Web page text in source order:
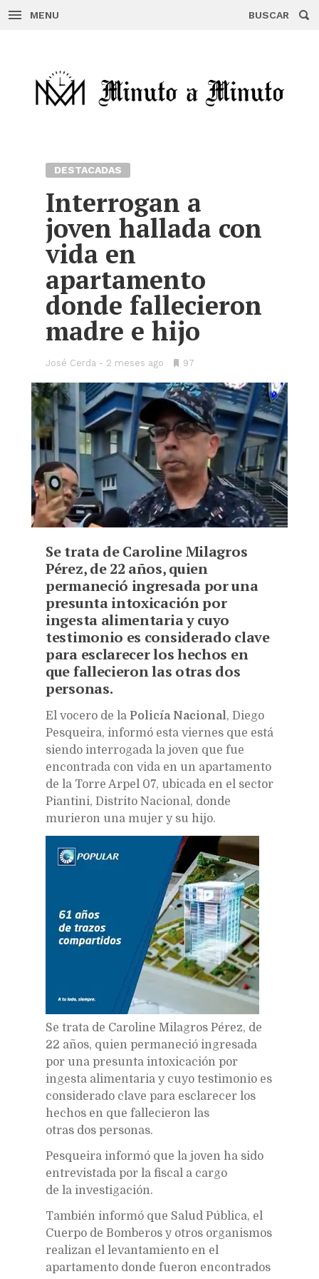
MENU BUSCAR
DESTACADAS
Interrogan a
joven hallada con
vida en
apartamento
donde fallecieron
madre e hijo
José Cerda 2 meses ago
•97
Se trata de Caroline Milagros
Pérez, de 22 años, quien
permaneció ingresada por una
presunta intoxicación por
ingesta alimentaria y cuyo
testimonio es considerado clave
para esclarecer los hechos en
que fallecieron las otras dos
personas.
E l vocero de la Policía Nacional , Diego
Pesqueira, informó esta viernes que está
siendo interrogada la joven que fue
encontrada con vida en un apartamento
de la Torre Arpel 07, ubicada en el sector
Piantini, Distrito Nacional, donde
murieron una mujer y su hijo.
Se trata de Caroline Milagros Pérez, de
22 años, quien permaneció ingresada
por una presunta intoxicación por
ingesta alimentaria y cuyo testimonio es
considerado clave para esclarecer los
hechos en que fallecieron las
otras dos personas.
Pesqueira informó que la joven ha sido
entrevistada por la fiscal a cargo
de la investigación.
También informó que Salud Pública, el
Cuerpo de Bomberos y otros organismos
realizan el levantamiento en el
apartamento donde fueron encontrados